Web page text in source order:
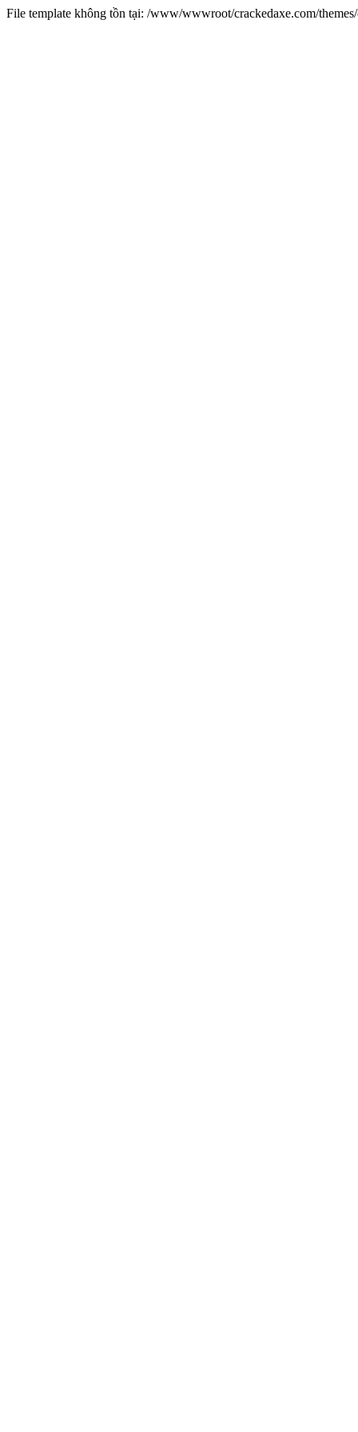
File template không tồn tại: /www/wwwroot/crackedaxe.com/